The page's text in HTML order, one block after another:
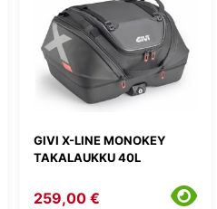
GIVI X-LINE MONOKEY
TAKALAUKKU 40L
259,00 €